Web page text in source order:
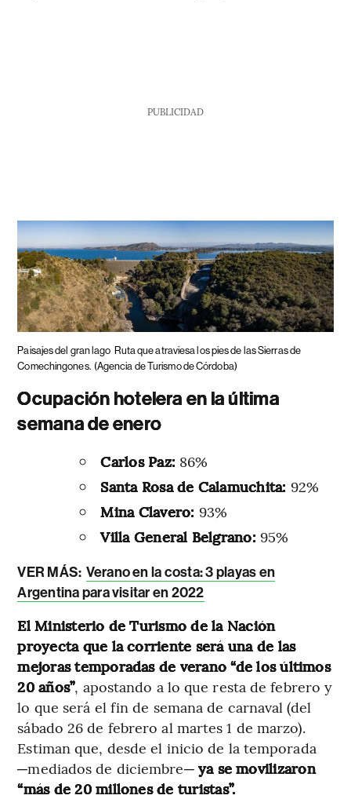
PUBLICIDAD
Paisajes del gran lago Ruta que atraviesa los pies de las Sierras de
Comechingones. (Agencia de Turismo de Córdoba)
Ocupación hotelera en la última
semana de enero
Carlos Paz: 86%
Santa Rosa de Calamuchita: 92%
Mina Clavero: 93%
Villa General Belgrano: 95%
VER MÁS: Verano en la costa: 3 playas en
Argentina para visitar en 2022
El Ministerio de Turismo de la Nación
proyecta que la corriente será una de las
mejoras temporadas de verano “de los últimos
20 años”, apostando a lo que resta de febrero y
lo que será el fin de semana de carnaval (del
sábado 26 de febrero al martes 1 de marzo).
Estiman que, desde el inicio de la temporada
─mediados de diciembre─ ya se movilizaron
“más de 20 millones de turistas”.